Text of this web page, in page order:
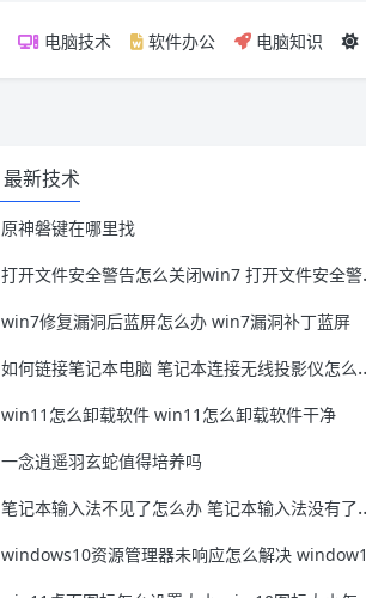
电脑技术 软件办公 电脑知识
最新技术
原神磐键在哪里找
打开文件安全警告怎么关闭win7 打开文件安全警告怎么关闭win11
win7修复漏洞后蓝屏怎么办 win7漏洞补丁蓝屏
如何链接笔记本电脑 笔记本连接无线投影仪怎么连接
win11怎么卸载软件 win11怎么卸载软件干净
一念逍遥羽玄蛇值得培养吗
笔记本输入法不见了怎么办 笔记本输入法没有了怎么办
windows10资源管理器未响应怎么解决 window10资源管理器无响应